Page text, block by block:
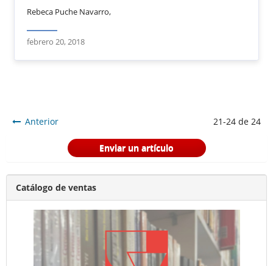
Rebeca Puche Navarro,
febrero 20, 2018
Anterior 21-24 de 24
Enviar un artículo
Catálogo de ventas